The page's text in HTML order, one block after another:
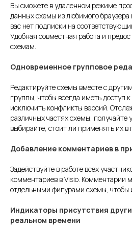
Вы сможете в удаленном режиме
данных схемы из любимого браузера
вас нет подписки на
Удобная совместная работа и
схемам.
Одновременное групповое
Редактируйте схемы вместе с
группы, чтобы всегда иметь доступ
исключить конфликты версий.
различных частях схемы, получайте
выбирайте, стоит ли применять их в
Добавление комментариев в
Задействуйте в работе всех
комментариев в Visio. Комментарии
отдельными фигурами схемы, чтобы
Индикаторы присутствия
реальном времени